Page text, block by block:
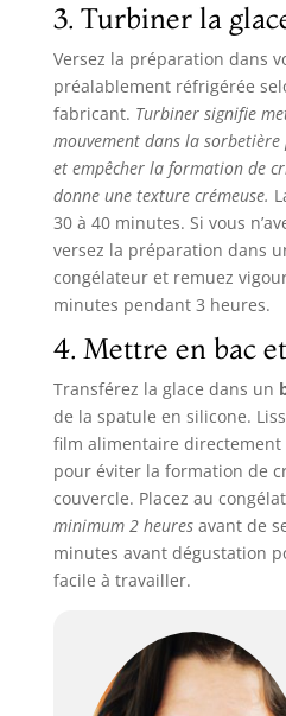
3. Turbiner la
Versez la préparation dans
préalablement réfrigérée
fabricant. Turbiner signifie
mouvement dans la
et empêcher la formation de
donne une texture crémeuse.
30 à 40 minutes. Si vous
versez la préparation dans
congélateur et remuez
minutes pendant 3 heures.
4. Mettre en bac
Transférez la glace dans un
de la spatule en silicone.
film alimentaire directement
pour éviter la formation de
couvercle. Placez au
minimum 2 heuresavant de
minutes avant dégustation
facile à travailler.